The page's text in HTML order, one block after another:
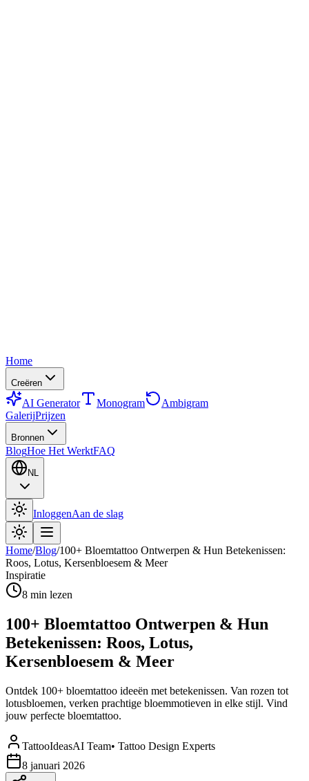
Home
Creëren
AI Generator Monogram
Ambigram
GalerijPrijzen
Bronnen
BlogHoe Het WerktFAQ
NL
InloggenAan de slag
Home/Blog/100+ Bloemtattoo Ontwerpen & Hun Betekenissen:
Roos, Lotus, Kersenbloesem & Meer
Inspiratie
8 min lezen
100+ Bloemtattoo Ontwerpen & Hun
Betekenissen: Roos, Lotus,
Kersenbloesem & Meer
Ontdek 100+ bloemtattoo ideeën met betekenissen. Van rozen tot
lotusbloemen, verken prachtige bloemmotieven in elke stijl. Vind
jouw perfecte bloemtattoo.
TattooIdeasAI Team• Tattoo Design Experts
8 januari 2026